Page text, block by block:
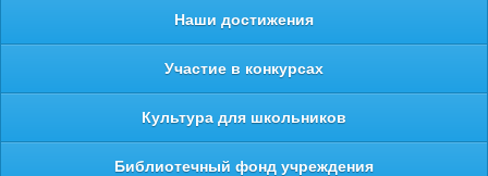
Наши достижения
Участие в конкурсах
Культура для школьников
Библиотечный фонд учреждения